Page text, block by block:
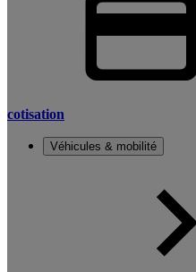
cotisation
Véhicules & mobilité